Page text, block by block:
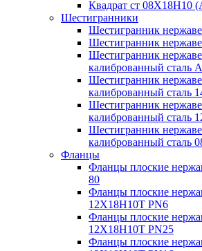
Квадрат ст 08Х18Н10
Шестигранники
Шестигранник
Шестигранник
Шестигранник
калиброванный сталь
Шестигранник
калиброванный сталь
Шестигранник
калиброванный сталь
Шестигранник
калиброванный сталь
Фланцы
Фланцы плоские
80
Фланцы плоские
12Х18Н10Т PN6
Фланцы плоские
12Х18Н10Т PN25
Фланцы плоские